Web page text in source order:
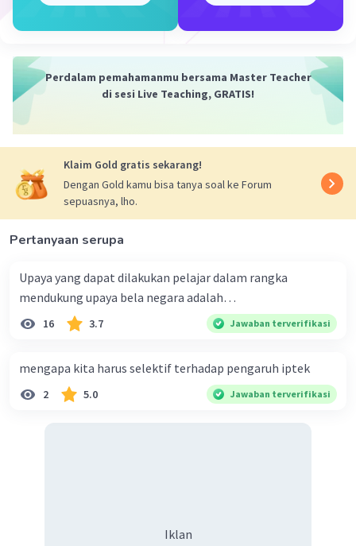
Beri Rating·0.0(0) Balas
Iklan
Perdalam pemahamanmu bersama Master Teacher
di sesi Live Teaching, GRATIS!
Klaim Gold gratis sekarang!
Dengan Gold kamu bisa tanya soal ke Forum
sepuasnya, lho.
Pertanyaan serupa
Upaya yang dapat dilakukan pelajar dalam rangka
mendukung upaya bela negara adalah…
16 3.7 Jawaban terverifikasi
mengapa kita harus selektif terhadap pengaruh iptek
2 5.0 Jawaban terverifikasi
Iklan